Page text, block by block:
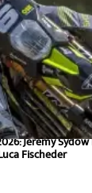
Jeremy
Fischeder